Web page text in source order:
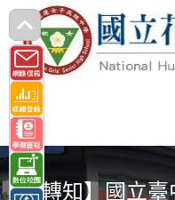
跳
轉
至
主
要
內
容 【轉知】國立